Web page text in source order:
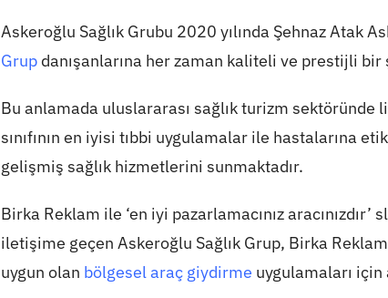
Askeroğlu Sağlık Grubu 2020 yılında Şehnaz Atak
Grup danışanlarına her zaman kaliteli ve prestijli
Bu anlamada uluslararası sağlık turizm sektöründe
sınıfının en iyisi tıbbi uygulamalar ile hastalarına
gelişmiş sağlık hizmetlerini sunmaktadır.
Birka Reklam ile ‘en iyi pazarlamacınız
iletişime geçen Askeroğlu Sağlık Grup, Birka
uygun olan bölgesel araç giydirme uygulamaları için